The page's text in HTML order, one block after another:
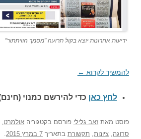
ידיעות אחרונות יוצא בקול תרועה "מסמך הוויתתור"
להמשיך לקרוא ←
לחץ כאן כדי להירשם כמנוי
פוסט מאת זאב גלילי פורסם בקטגוריה אולמרט
סרוגה ציונות תקשורת בתאריך 7 במרץ 2015